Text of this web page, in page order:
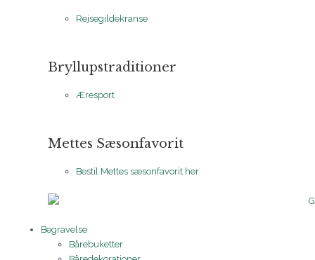
Rejsegildekranse
Bryllupstraditioner
Æresport
Mettes Sæsonfavorit
Bestil Mettes sæsonfavorit her
Begravelse
Bårebuketter